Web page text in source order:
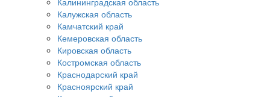
Калужская область
Камчатский край
Кемеровская область
Кировская область
Костромская область
Краснодарский край
Красноярский край